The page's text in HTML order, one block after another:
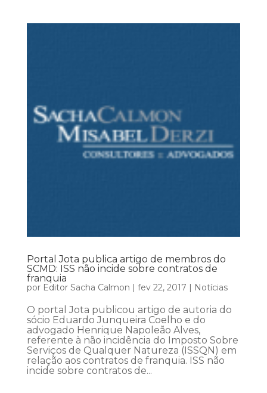
Portal Jota publica artigo de membros do
SCMD: ISS não incide sobre contratos de
franquia
por Editor Sacha Calmon fev 22, 2017 Notícias
O portal Jota publicou artigo de autoria do
sócio Eduardo Junqueira Coelho e do
advogado Henrique Napoleão Alves,
referente à não incidência do Imposto Sobre
Serviços de Qualquer Natureza (ISSQN) em
relação aos contratos de franquia. ISS não
incide sobre contratos de...